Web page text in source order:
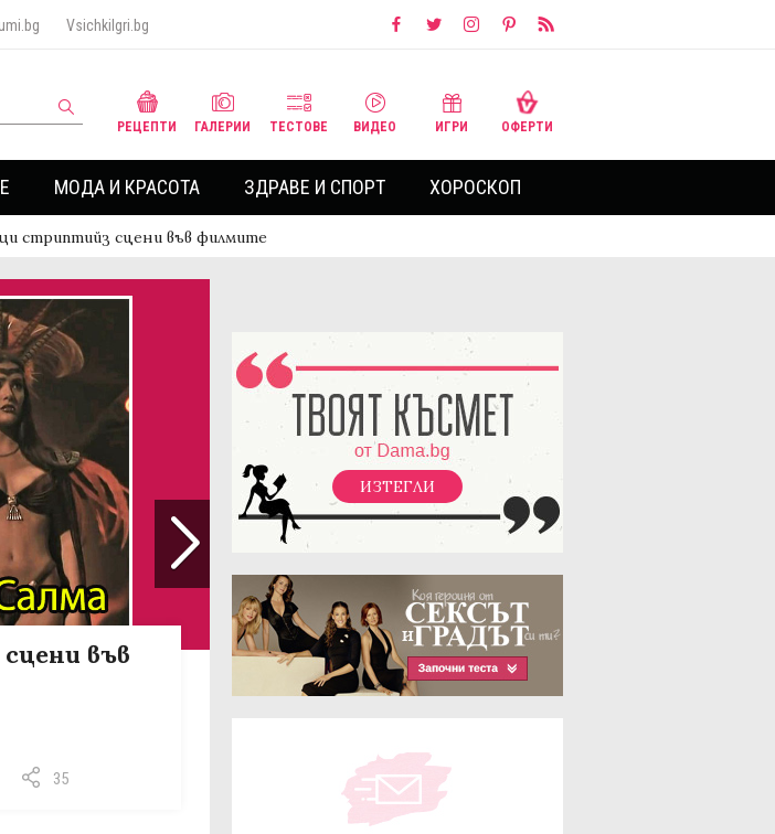
VsichkiIgri.bg
РЕЦЕПТИ ГАЛЕРИИ ТЕСТОВЕ ВИДЕО ИГРИ ОФЕРТИ
МОДА И КРАСОТА ЗДРАВЕ И СПОРТ ХОРОСКОП
стриптийз сцени във филмите
във
35
ИЗТЕГЛИ